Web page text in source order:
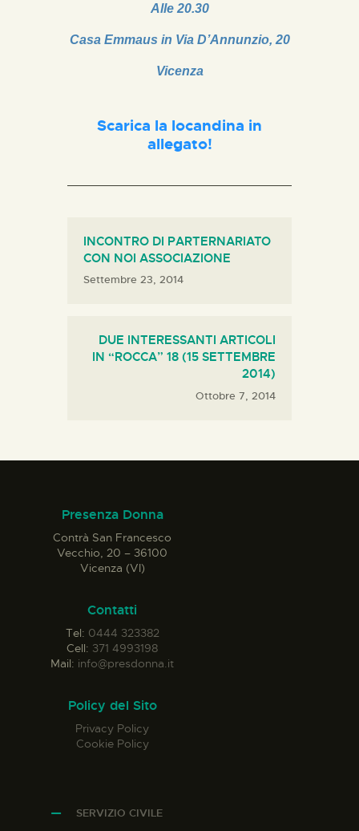
Alle 20.30
Casa Emmaus in Via D’Annunzio, 20
Vicenza
Scarica la locandina in
allegato!
INCONTRO DI PARTERNARIATO
CON NOI ASSOCIAZIONE
Settembre 23, 2014
DUE INTERESSANTI ARTICOLI
IN “ROCCA” 18 (15 SETTEMBRE
2014)
Ottobre 7, 2014
Presenza Donna
Contrà San Francesco
Vecchio, 20 – 36100
Vicenza (VI)
Contatti
Tel: 0444 323382
Cell: 371 4993198
Mail: info@presdonna.it
Policy del Sito
Privacy Policy
Cookie Policy
SERVIZIO CIVILE